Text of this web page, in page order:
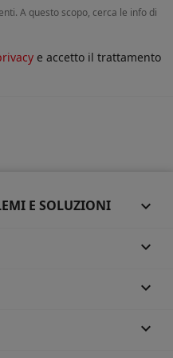
A questo scopo, cerca le info di
e accetto il trattamento
E SOLUZIONI 


